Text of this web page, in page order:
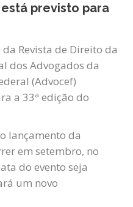
previsto para
Revista de Direito da
dos Advogados da
(Advocef)
a 33ª edição do
lançamento da
em setembro, no
do evento seja
um novo